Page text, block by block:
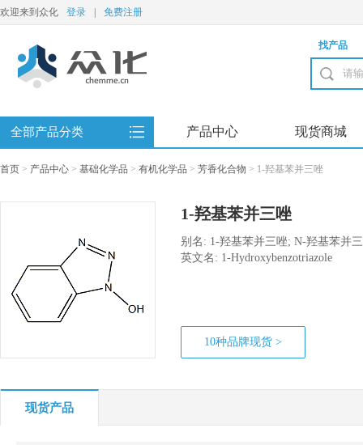
欢迎来到众化 登录 免费注册
找产品
全部产品分类 产品中心 现货商城
首页 > 产品中心 > 基础化学品 > 有机化学品 > 芳香化合物 > 1-羟基苯并三唑
1-羟基苯并三唑
别名: 1-羟基苯并三唑; N-羟基苯并
三唑(无水物)
英文名: 1-Hydroxybenzotriazole
10种品牌现货 >
现货产品